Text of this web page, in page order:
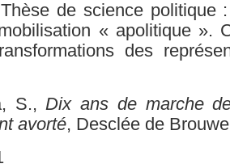
de science politique
« apolitique ».
des
S.,Dix ans de marche
avorté, Desclée de